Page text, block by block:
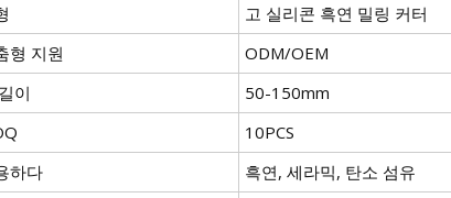
고 실리콘 흑연 밀링 커터
형 지원
ODM/OEM
이
50-150mm
10PCS
하다
흑연, 세라믹, 탄소 섬유